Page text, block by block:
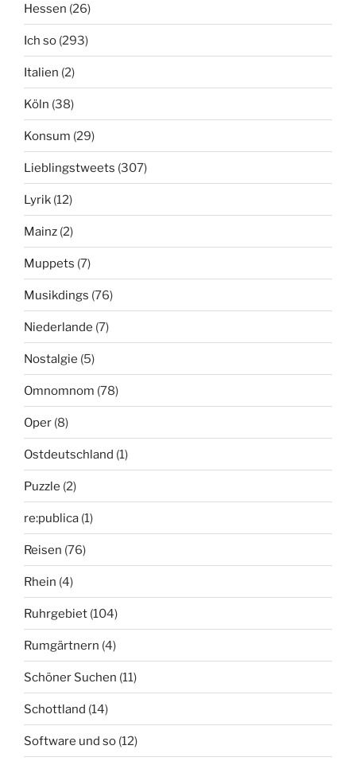
Hessen (26)
Ich so (293)
Italien (2)
Köln (38)
Konsum (29)
Lieblingstweets (307)
Lyrik (12)
Mainz (2)
Muppets (7)
Musikdings (76)
Niederlande (7)
Nostalgie (5)
Omnomnom (78)
Oper (8)
Ostdeutschland (1)
Puzzle (2)
re:publica (1)
Reisen (76)
Rhein (4)
Ruhrgebiet (104)
Rumgärtnern (4)
Schöner Suchen (11)
Schottland (14)
Software und so (12)